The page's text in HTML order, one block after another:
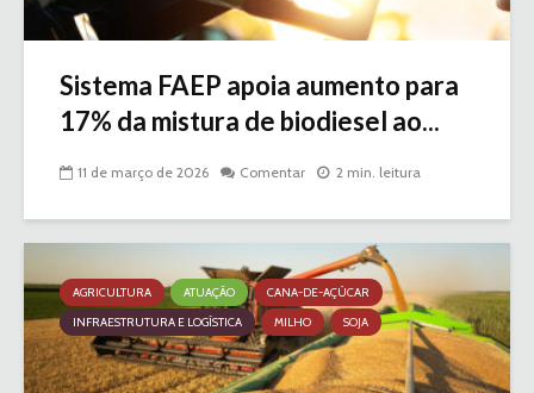
Sistema FAEP apoia aumento para
17% da mistura de biodiesel ao...
11 de março de 2026 Comentar 2 min. leitura
AGRICULTURA ATUAÇÃO
CANA-DE-AÇÚCAR
INFRAESTRUTURA E LOGÍSTICA
MILHO SOJA